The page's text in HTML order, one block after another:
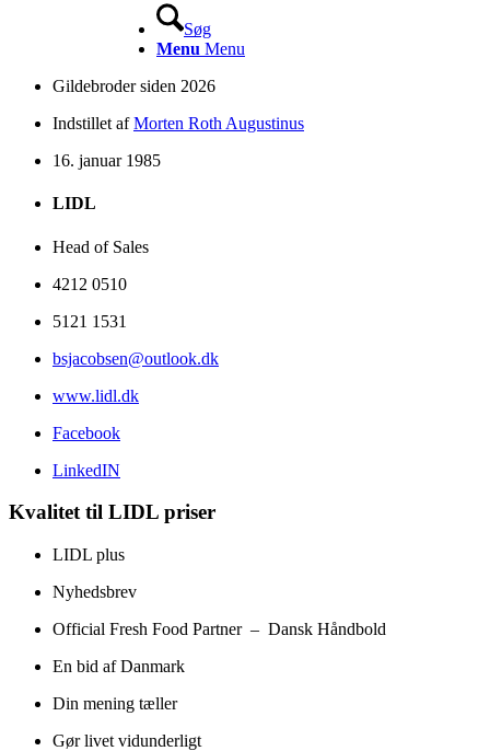
Søg
Menu Menu
Gildebroder siden 2026
Indstillet afMorten Roth Augustinus
16. januar 1985
LIDL
Head of Sales
4212 0510
5121 1531
bsjacobsen@outlook.dk
www.lidl.dk
Facebook
LinkedIN
Kvalitet til LIDL priser
LIDL plus
Nyhedsbrev
Official Fresh Food Partner – Dansk Håndbold
En bid af Danmark
Din mening tæller
Gør livet vidunderligt